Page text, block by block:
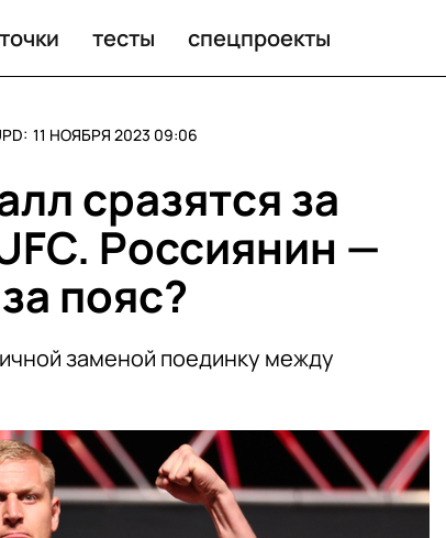
тесты спецпроекты
11 НОЯБРЯ 2023 09:06
сразятся за
Россиянин —
пояс?
заменой поединку между